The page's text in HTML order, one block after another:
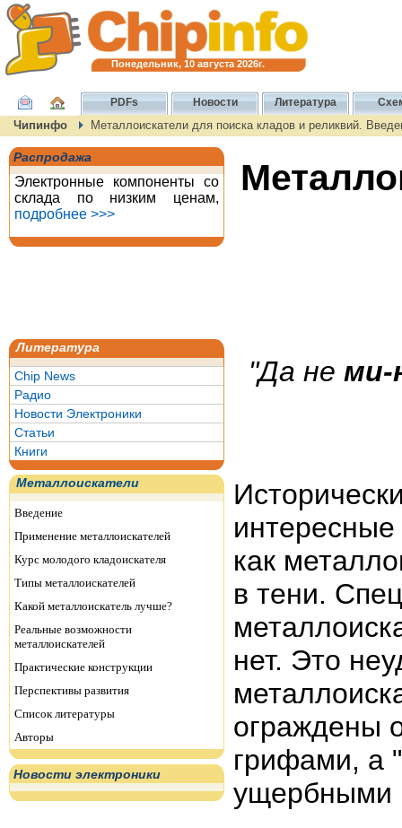
Понедельник, 10 августа 2026г.
PDFs Новости Литература
Чипинфо Металлоискатели для поиска кладов и реликвий.
Распродажа
Электронные компоненты со
склада по низким ценам,
подробнее >>>
Литература
Chip News
Радио
Новости Электроники
Статьи
Книги
Металлоискатели
Введение
Применение металлоискателей
Курс молодого кладоискателя
Типы металлоискателей
Какой металлоискатель лучше?
Реальные возможности
металлоискателей
Практические конструкции
Перспективы развития
Список литературы
Авторы
Новости электроники
"Да не ми-
интересные
как
в тени.
нет. Это
ограждены
грифами, а
ущербными